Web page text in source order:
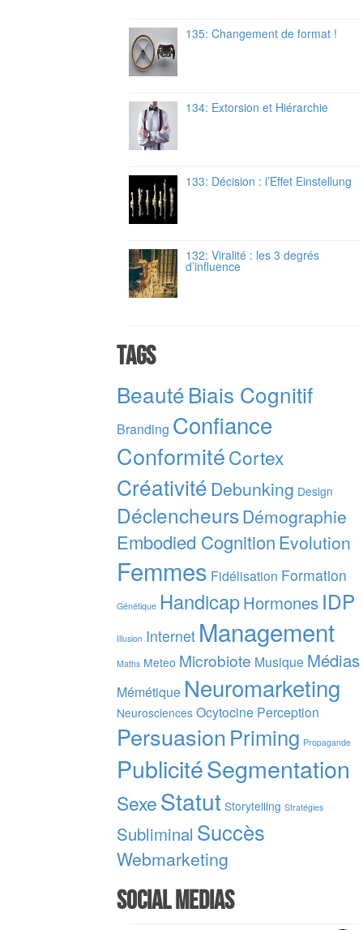
135: Changement de format !
134: Extorsion et Hiérarchie
133: Décision : l’Effet Einstellung
132: Viralité : les 3 degrés
d’influence
Tags
BeautéBiais Cognitif
Branding Confiance
ConformitéCortex
Créativité Debunking Design
Déclencheurs Démographie
Embodied Cognition Evolution
Femmes Fidélisation Formation
Génétique HandicapHormones IDP
Illusion Internet Management
Maths Meteo Microbiote Musique Médias
Mémétique Neuromarketing
Neurosciences Ocytocine Perception
PersuasionPriming Propagande
PublicitéSegmentation
SexeStatut Storytelling Stratégies
Subliminal Succès
Webmarketing
Social Medias